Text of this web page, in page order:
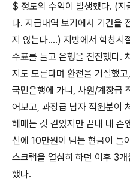
$ 정도의 수익이 발생했다. (지
다. 지급내역 보기에서 기간을
지 않는다....) 지방에서 학창시
수표를 들고 은행을 전전했다.
지도 모른다며 환전을 거절했
국민은행에 가니, 사원/계장급
어보고, 과장급 남자 직원분이
헤매는 것 같았지만 끝내 내 손
신에 10만원이 넘는 현금이 들
스크랩을 열심히 하던 이후 3
했다.